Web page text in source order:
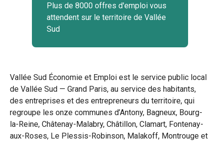
Facebook
sur
Twitter
par
mail
Plus de 8000 offres d'emploi vous
attendent sur le territoire de Vallée
Sud
Vallée Sud Économie et Emploi est le service public local
de Vallée Sud — Grand Paris, au service des habitants,
des entreprises et des entrepreneurs du territoire, qui
regroupe les onze communes d’Antony, Bagneux, Bourg-
la-Reine, Châtenay-Malabry, Châtillon, Clamart, Fontenay-
aux-Roses, Le Plessis-Robinson, Malakoff, Montrouge et